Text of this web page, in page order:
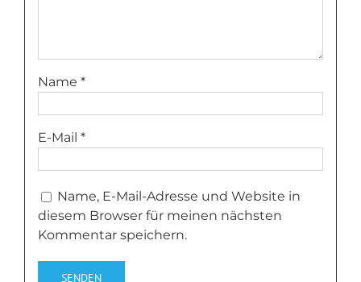
Name *
E-Mail *
Name, E-Mail-Adresse und Website in
diesem Browser für meinen nächsten
Kommentar speichern.